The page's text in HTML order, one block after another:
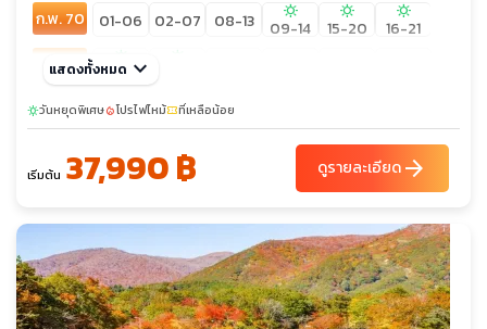
ก.พ. 70
01-06 02-07 08-13 sunny
09-14
sunny
15-20
sunny
16-21
มี.ค. 70
sunny
01-06
sunny
13-18
15-20 16-21
แสดงทั้งหมด keyboard_arrow_down
sunnyวันหยุดพิเศษlocal_fire_departmentโปรไฟไหม้confirmation_numberที่เหลือน้อย
เริ่มต้น 37,990 ฿ ดูรายละเอียดarrow_forward